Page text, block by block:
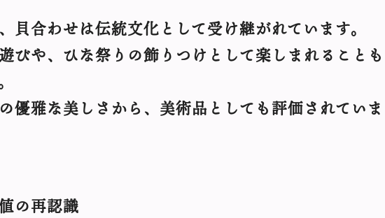
貝合わせは伝統文化として受け継がれています。
びや、ひな祭りの飾りつけとして楽しまれることも
優雅な美しさから、美術品としても評価されていま
の再認識